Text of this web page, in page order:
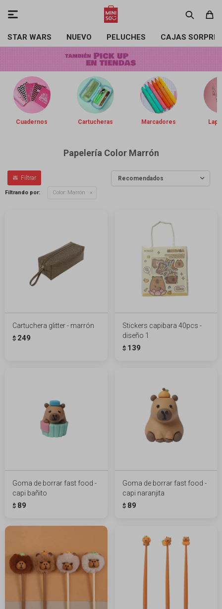
STAR WARS NUEVO PELUCHES CAJAS

Cuadernos Cartucheras Marcadores
Papelería Color Marrón
Recomendados
Filtrando por: Color: Marrón
Cartuchera glitter - marrón
$ 249
Stickers capibara 40pcs -
diseño 1
$ 139
Goma de borrar fast food -
capi bañito
$ 89
Goma de borrar fast food -
capi naranjita
$ 89